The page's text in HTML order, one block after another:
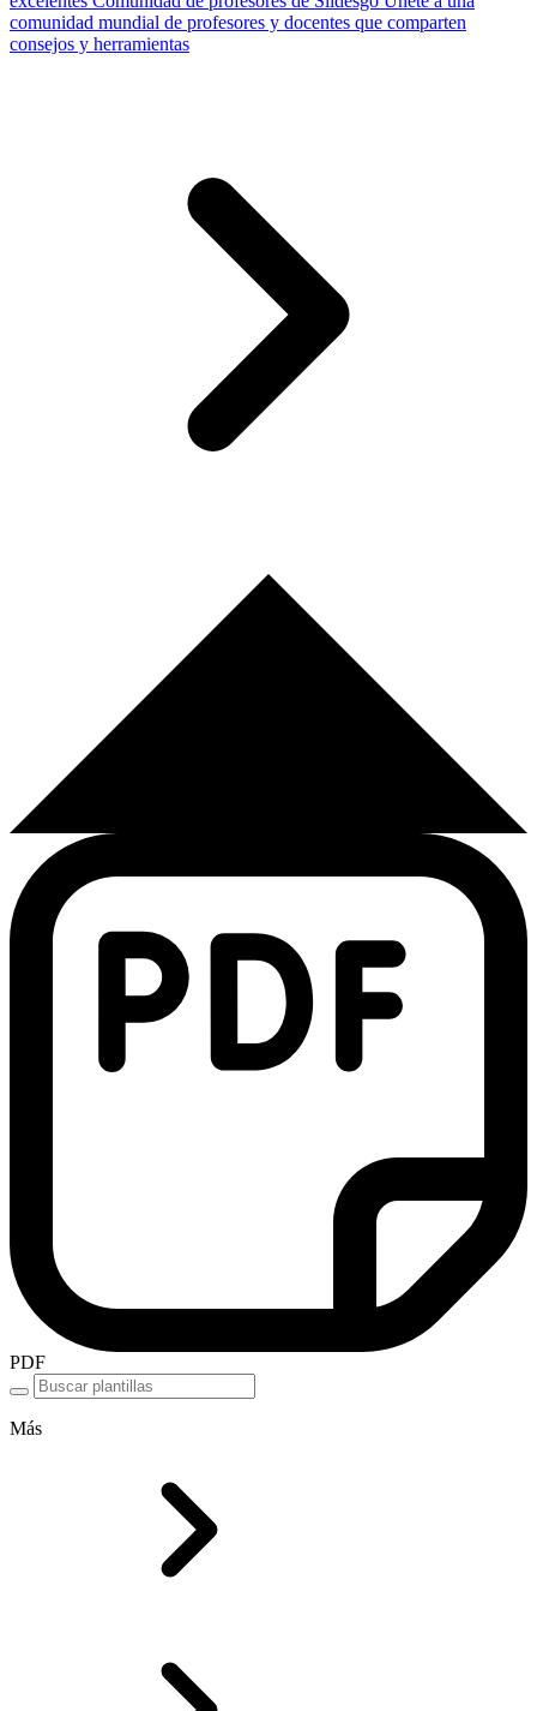
comunidad mundial de profesores y docentes que comparten
consejos y herramientas
PDF
Más